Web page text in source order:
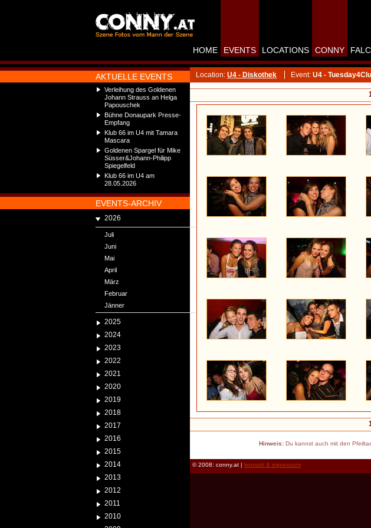
AKTUELLE EVENTS
Verleihung des Goldenen
Johann Strauss an Helga
Papouschek
Bühne Donaupark Presse-
Empfang
Klub 66 im U4 mit Tamara
Mascara
Goldenen Spargel für Mike
Süsser&Johann-Philipp
Spiegelfeld
Klub 66 im U4 am
28.05.2026
EVENTS-ARCHIV
2026
Juli
Juni
Mai
April
März
Februar
Jänner
2025
2024
2023
2022
2021
2020
2019
2018
2017
2016
2015
2014
2013
2012
2011
2010
HOME EVENTS LOCATIONS CONNY
Location: U4 - Diskothek Event: U4 -
Hinweis:Du kannst auch mit den
© 2008: conny.at | kontakt & impressum